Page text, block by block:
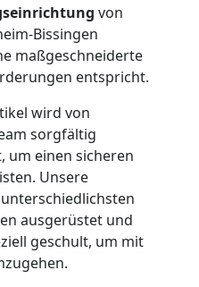
von
Bissingen
maßgeschneiderte
entspricht.
wird von
sorgfältig
um einen sicheren
Unsere
ausgerüstet und
geschult, um mit